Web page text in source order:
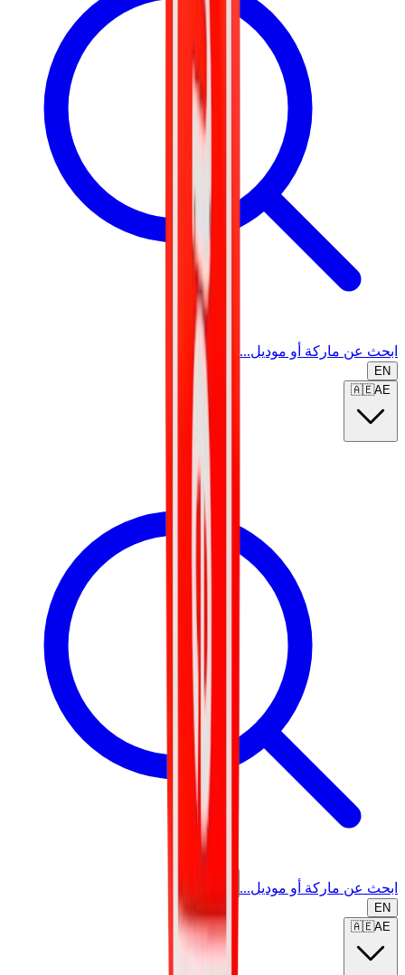
ابحث عن ماركة أو موديل...
EN
🇦🇪AE
ابحث عن ماركة أو موديل...
EN
🇦🇪AE